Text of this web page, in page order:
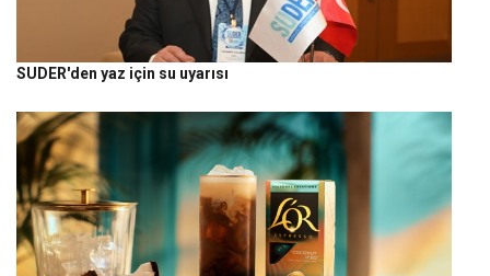
SUDER'den yaz için su uyarısı